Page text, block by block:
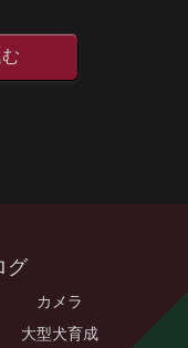
グ
カメラ
大型犬育成